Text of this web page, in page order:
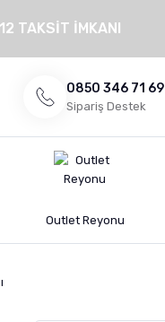
TAKSİT İMKANI
0850 346 71 69
Sipariş Destek
Outlet Reyonu